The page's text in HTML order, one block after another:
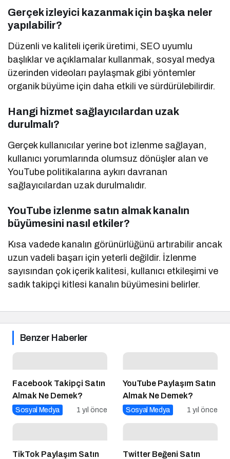
Gerçek izleyici kazanmak için başka neler
yapılabilir?
Düzenli ve kaliteli içerik üretimi, SEO uyumlu
başlıklar ve açıklamalar kullanmak, sosyal medya
üzerinden videoları paylaşmak gibi yöntemler
organik büyüme için daha etkili ve sürdürülebilirdir.
Hangi hizmet sağlayıcılardan uzak
durulmalı?
Gerçek kullanıcılar yerine bot izlenme sağlayan,
kullanıcı yorumlarında olumsuz dönüşler alan ve
YouTube politikalarına aykırı davranan
sağlayıcılardan uzak durulmalıdır.
YouTube izlenme satın almak kanalın
büyümesini nasıl etkiler?
Kısa vadede kanalın görünürlüğünü artırabilir ancak
uzun vadeli başarı için yeterli değildir. İzlenme
sayısından çok içerik kalitesi, kullanıcı etkileşimi ve
sadık takipçi kitlesi kanalın büyümesini belirler.
Benzer Haberler
Facebook Takipçi Satın
Almak Ne Demek?
Sosyal Medya 1 yıl önce
YouTube Paylaşım Satın
Almak Ne Demek?
Sosyal Medya 1 yıl önce
TikTok Paylaşım Satın
Twitter Beğeni Satın